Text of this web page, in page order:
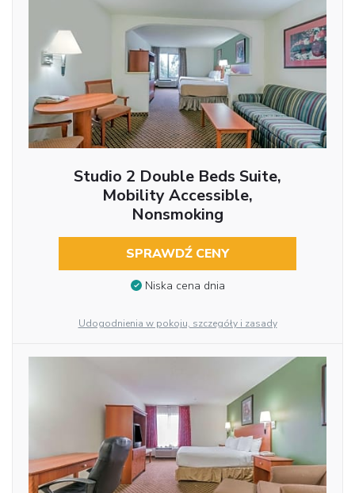
Studio 2 Double Beds Suite,
Mobility Accessible,
Nonsmoking
SPRAWDŹ CENY
Niska cena dnia
Udogodnienia w pokoju, szczegóły i zasady